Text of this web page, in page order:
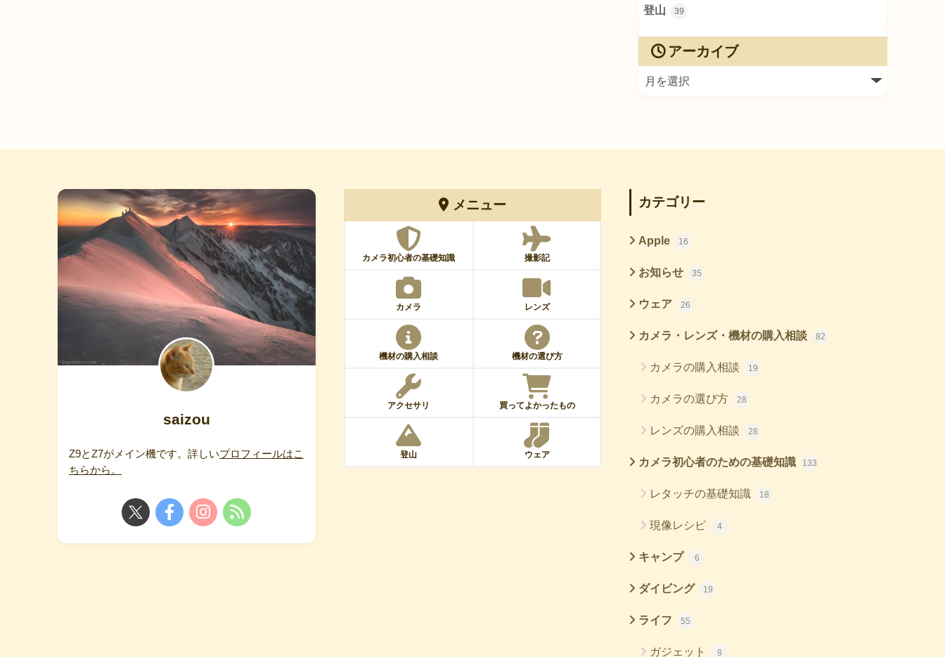
登山 39
アーカイブ
saizou
Z9とZ7がメイン機です。詳しいプロフィールはこ
ちらから。
メニュー
カメラ初心者の基礎知識 撮影記
カメラ レンズ
機材の購入相談 機材の選び方
アクセサリ 買ってよかったもの
登山 ウェア
カテゴリー
Apple 16
お知らせ 35
ウェア 26
カメラ・レンズ・機材の購入相談 82
カメラの購入相談 19
カメラの選び方 28
レンズの購入相談 28
カメラ初心者のための基礎知識 133
レタッチの基礎知識 18
現像レシピ 4
キャンプ 6
ダイビング 19
ライフ 55
ガジェット 8